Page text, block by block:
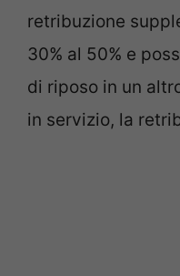
retribuzione
30% al 50% e
di riposo in un
in servizio, la